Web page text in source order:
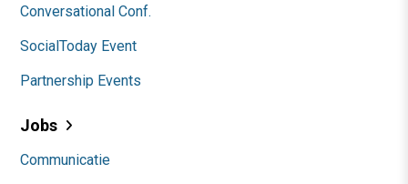
Conversational Conf.
SocialToday Event
Partnership Events
Jobs
Communicatie